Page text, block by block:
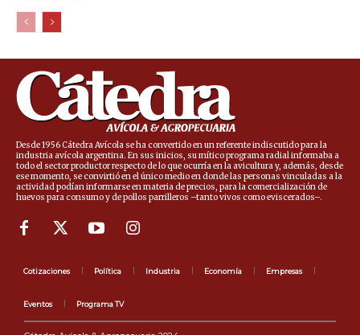
Desde 1956 Cátedra Avícola se ha convertido en un referente indiscutido para la
industria avícola argentina. En sus inicios, su mítico programa radial informaba a
todo el sector productor respecto de lo que ocurría en la avicultura y, además, desde
ese momento, se convirtió en el único medio en donde las personas vinculadas a la
actividad podían informarse en materia de precios, para la comercialización de
huevos para consumo y de pollos parrilleros –tanto vivos como eviscerados–.
Cotizaciones Política Industria Economía Empresas
Eventos Programa TV